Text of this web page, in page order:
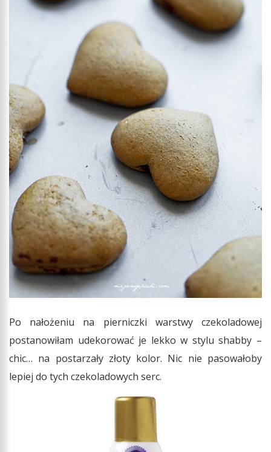
Po nałożeniu na pierniczki warstwy czekoladowej
postanowiłam udekorować je lekko w stylu shabby –
chic… na postarzały złoty kolor. Nic nie pasowałoby
lepiej do tych czekoladowych serc.